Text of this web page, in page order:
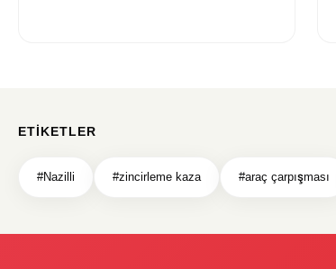
ETIKETLER
#Nazilli #zincirleme kaza #araç çarpışması